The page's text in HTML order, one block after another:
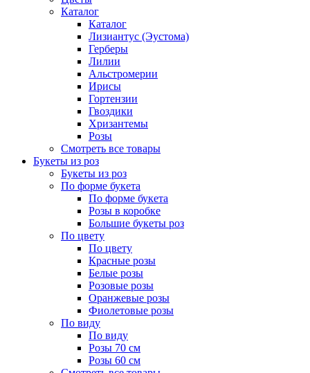
Каталог
Каталог
Лизиантус (Эустома)
Герберы
Лилии
Альстромерии
Ирисы
Гортензии
Гвоздики
Хризантемы
Розы
Смотреть все товары
Букеты из роз
Букеты из роз
По форме букета
По форме букета
Розы в коробке
Большие букеты роз
По цвету
По цвету
Красные розы
Белые розы
Розовые розы
Оранжевые розы
Фиолетовые розы
По виду
По виду
Розы 70 см
Розы 60 см